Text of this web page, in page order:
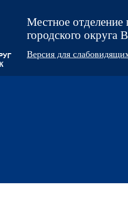
Местное
городского
Версия для